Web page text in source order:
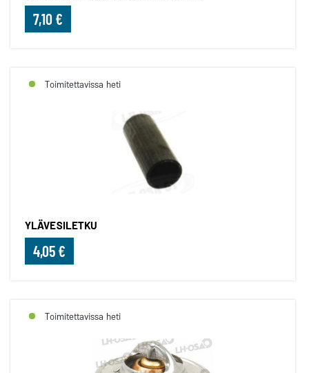
7,10 €
Toimitettavissa heti
YLÄVESILETKU
4,05 €
Toimitettavissa heti